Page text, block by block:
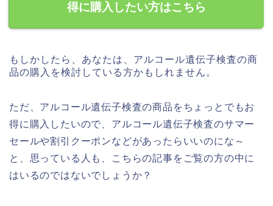
得に購入したい方はこちら
もしかしたら、あなたは、アルコール遺伝子検査の商
品の購入を検討している方かもしれません。
ただ、アルコール遺伝子検査の商品をちょっとでもお
得に購入したいので、アルコール遺伝子検査のサマー
セールや割引クーポンなどがあったらいいのにな～
と、思っている人も、こちらの記事をご覧の方の中に
はいるのではないでしょうか？